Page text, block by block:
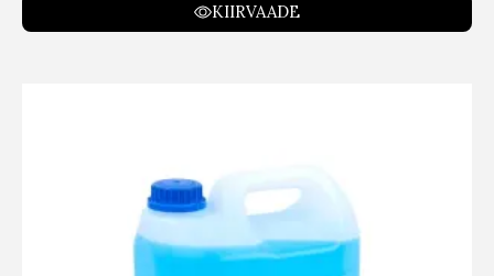
KIIRVAADE